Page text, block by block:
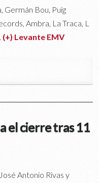
Germán Bou, Puig
Ambra, La Traca, L
(+) Levante EMV
el cierre tras 11
Antonio Rivas y